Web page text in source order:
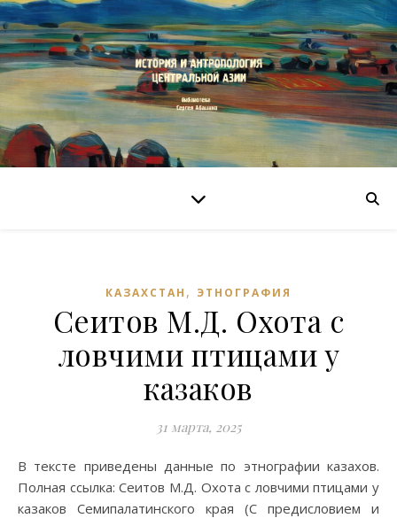
КАЗАХСТАН , ЭТНОГРАФИЯ
Сеитов М.Д. Охота с
ловчими птицами у
казаков
31 марта, 2025
В тексте приведены данные по этнографии казахов.
Полная ссылка: Сеитов М.Д. Охота с ловчими птицами у
казаков Семипалатинского края (С предисловием и